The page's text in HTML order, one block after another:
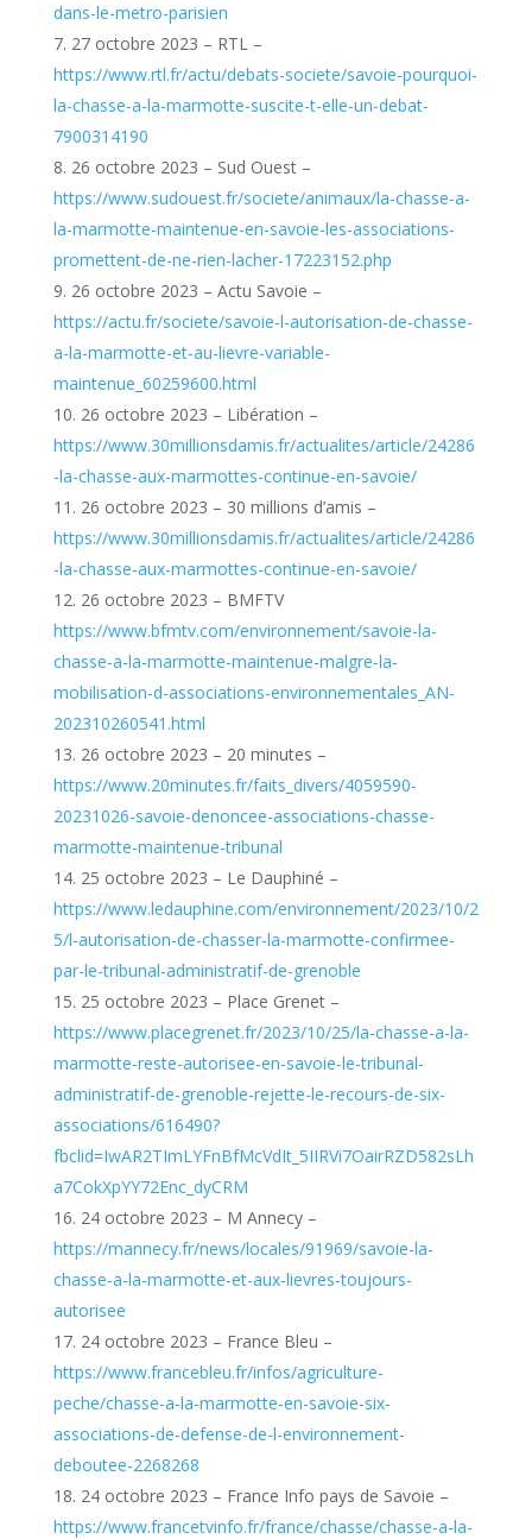
dans-le-metro-parisien
27 octobre 2023 – RTL –
https://www.rtl.fr/actu/debats-societe/savoie-pourquoi-
la-chasse-a-la-marmotte-suscite-t-elle-un-debat-
7900314190
26 octobre 2023 – Sud Ouest –
https://www.sudouest.fr/societe/animaux/la-chasse-a-
la-marmotte-maintenue-en-savoie-les-associations-
promettent-de-ne-rien-lacher-17223152.php
26 octobre 2023 – Actu Savoie –
https://actu.fr/societe/savoie-l-autorisation-de-chasse-
a-la-marmotte-et-au-lievre-variable-
maintenue_60259600.html
26 octobre 2023 – Libération –
https://www.30millionsdamis.fr/actualites/article/24286
-la-chasse-aux-marmottes-continue-en-savoie/
26 octobre 2023 – 30 millions d’amis –
https://www.30millionsdamis.fr/actualites/article/24286
-la-chasse-aux-marmottes-continue-en-savoie/
26 octobre 2023 – BMFTV
https://www.bfmtv.com/environnement/savoie-la-
chasse-a-la-marmotte-maintenue-malgre-la-
mobilisation-d-associations-environnementales_AN-
202310260541.html
26 octobre 2023 – 20 minutes –
https://www.20minutes.fr/faits_divers/4059590-
20231026-savoie-denoncee-associations-chasse-
marmotte-maintenue-tribunal
25 octobre 2023 – Le Dauphiné –
https://www.ledauphine.com/environnement/2023/10/2
5/l-autorisation-de-chasser-la-marmotte-confirmee-
par-le-tribunal-administratif-de-grenoble
25 octobre 2023 – Place Grenet –
https://www.placegrenet.fr/2023/10/25/la-chasse-a-la-
marmotte-reste-autorisee-en-savoie-le-tribunal-
administratif-de-grenoble-rejette-le-recours-de-six-
associations/616490?
fbclid=IwAR2TImLYFnBfMcVdIt_5IIRVi7OairRZD582sLh
a7CokXpYY72Enc_dyCRM
24 octobre 2023 – M Annecy –
https://mannecy.fr/news/locales/91969/savoie-la-
chasse-a-la-marmotte-et-aux-lievres-toujours-
autorisee
24 octobre 2023 – France Bleu –
https://www.francebleu.fr/infos/agriculture-
peche/chasse-a-la-marmotte-en-savoie-six-
associations-de-defense-de-l-environnement-
deboutee-2268268
24 octobre 2023 – France Info pays de Savoie –
https://www.francetvinfo.fr/france/chasse/chasse-a-la-